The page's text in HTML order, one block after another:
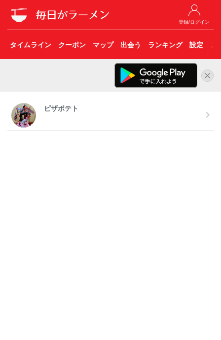
登録/ログイン
タイムライン クーポン マップ 出会う ランキング 設定 こ
ピザポテト